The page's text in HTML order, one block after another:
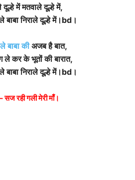
दूल्हे में मतवाले दूल्हे में,
बाबा निराले दूल्हे में।bd।
बाबा कीअजब है बात,
कर के भूतों की बारात,
बाबा निराले दूल्हे में।bd।
सज रही गली मेरी माँ।